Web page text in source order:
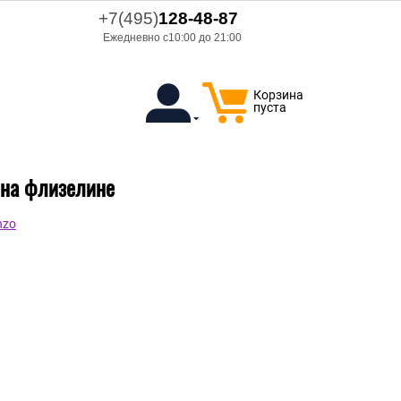
+7(495)128-48-87
Ежедневно с10:00 до 21:00
Корзина
пуста
флизелине